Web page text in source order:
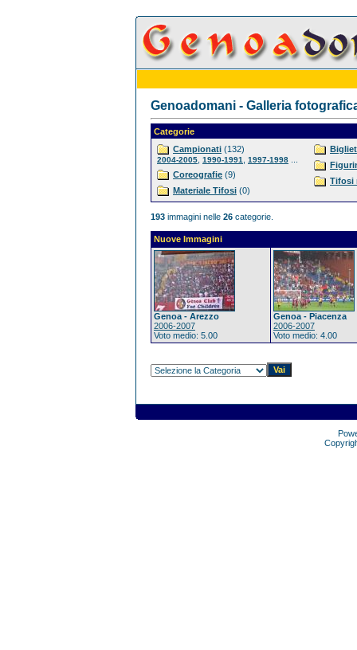
Genoadomani - Galleria
Categorie
Campionati (132)
2004-2005 1990-1991 1997-1998
Coreografie (9)
Materiale Tifosi (0)
Tifosi
193 immagini nelle 26 categorie.
Nuove Immagini
Genoa - Arezzo
2006-2007
Voto medio: 5.00
Genoa - Piacenza
2006-2007
Voto medio: 4.00